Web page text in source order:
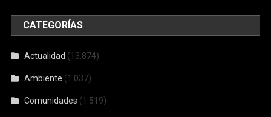
CATEGORÍAS
Actualidad (13.874)
Ambiente (1.037)
Comunidades (1.519)